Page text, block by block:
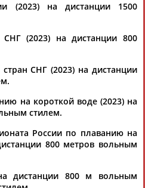
Акжана
Артур
(2023) на дистанции 1500
(2023) на дистанции 800
СНГ (2023) на дистанции
на короткой воде (2023) на
стилем.
России по плаванию на
800 метров вольным
дистанции 800 м вольным